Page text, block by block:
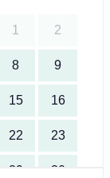
1 2
8 9
15 16
22 23
29 30